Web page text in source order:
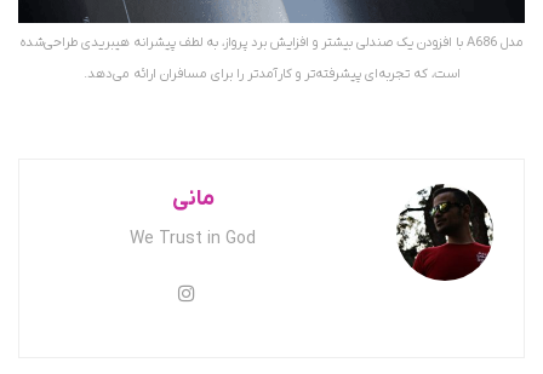
مدل A686 با افزودن یک صندلی بیشتر و افزایش برد پرواز، به لطف پیشرانه هیبریدی طراحی‌شده
است، که تجربه‌ای پیشرفته‌تر و کارآمدتر را برای مسافران ارائه می‌دهد.
مانی
We Trust in God